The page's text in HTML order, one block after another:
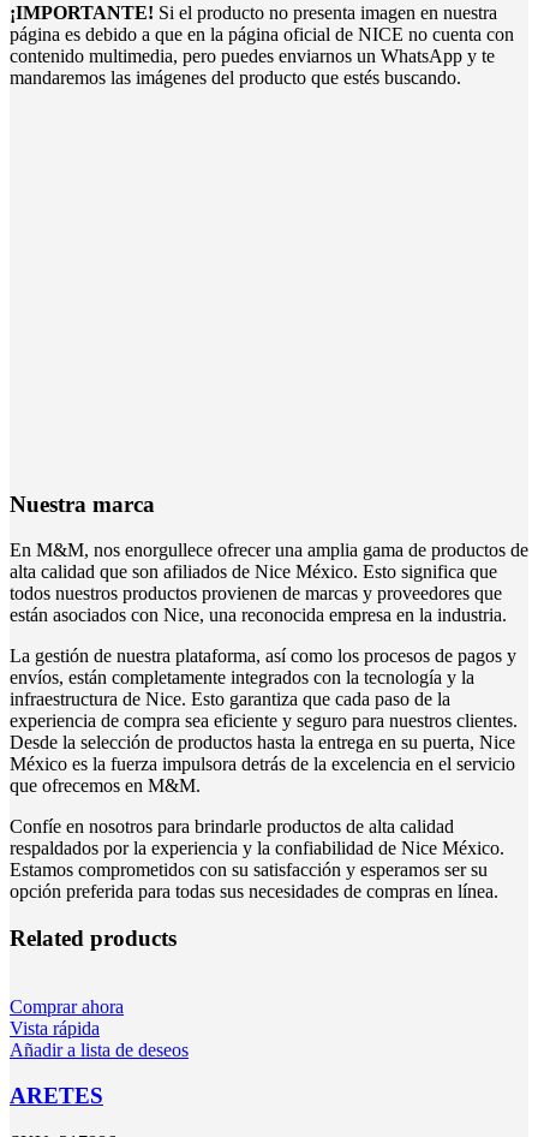
¡IMPORTANTE! Si el producto no presenta imagen en nuestra
página es debido a que en la página oficial de NICE no cuenta con
contenido multimedia, pero puedes enviarnos un WhatsApp y te
mandaremos las imágenes del producto que estés buscando.
Nuestra marca
En M&M, nos enorgullece ofrecer una amplia gama de productos de
alta calidad que son afiliados de Nice México. Esto significa que
todos nuestros productos provienen de marcas y proveedores que
están asociados con Nice, una reconocida empresa en la industria.
La gestión de nuestra plataforma, así como los procesos de pagos y
envíos, están completamente integrados con la tecnología y la
infraestructura de Nice. Esto garantiza que cada paso de la
experiencia de compra sea eficiente y seguro para nuestros clientes.
Desde la selección de productos hasta la entrega en su puerta, Nice
México es la fuerza impulsora detrás de la excelencia en el servicio
que ofrecemos en M&M.
Confíe en nosotros para brindarle productos de alta calidad
respaldados por la experiencia y la confiabilidad de Nice México.
Estamos comprometidos con su satisfacción y esperamos ser su
opción preferida para todas sus necesidades de compras en línea.
Related products
Comprar ahora
Vista rápida
Añadir a lista de deseos
ARETES